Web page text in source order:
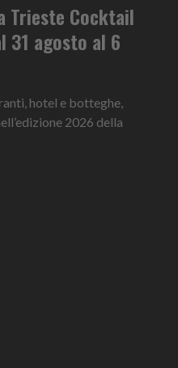
Trieste Cocktail
31 agosto al 6
hotel e botteghe,
2026 della